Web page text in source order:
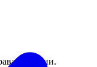
запазени.